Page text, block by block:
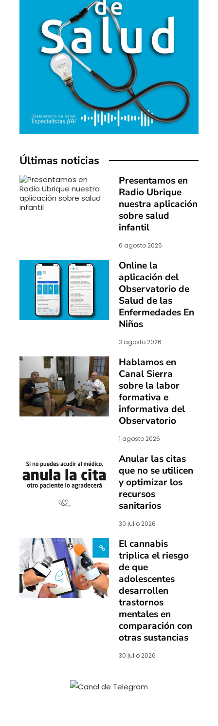
Últimas noticias
Presentamos en
Radio Ubrique
nuestra aplicación
sobre salud
infantil
6 agosto 2026
Online la
aplicación del
Observatorio de
Salud de las
Enfermedades En
Niños
3 agosto 2026
Hablamos en
Canal Sierra
sobre la labor
formativa e
informativa del
Observatorio
1 agosto 2026
Anular las citas
que no se utilicen
y optimizar los
recursos
sanitarios
30 julio 2026
El cannabis
triplica el riesgo
de que
adolescentes
desarrollen
trastornos
mentales en
comparación con
otras sustancias
30 julio 2026